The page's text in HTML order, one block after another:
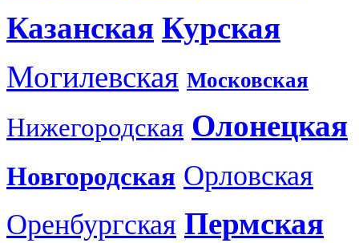
Казанская Курская
Могилевская Московская
Нижегородская Олонецкая
Новгородская Орловская
Оренбургская Пермская